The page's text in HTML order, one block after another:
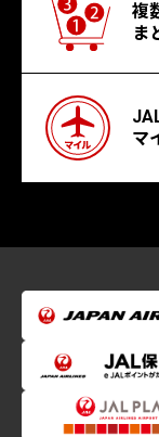
複
ま
マ